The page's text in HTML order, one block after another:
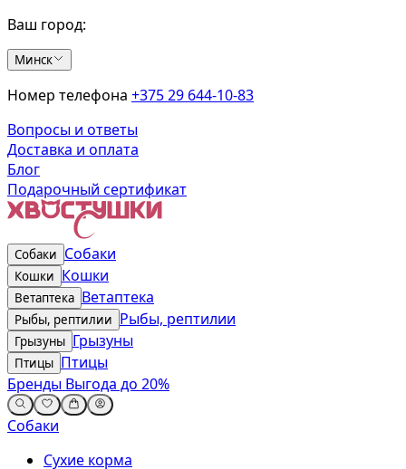
Ваш город:
Минск
Номер телефона +375 29 644-10-83
Вопросы и ответы
Доставка и оплата
Блог
Подарочный сертификат
Собаки Собаки
Кошки Кошки
Ветаптека Ветаптека
Рыбы, рептилии Рыбы, рептилии
Грызуны Грызуны
Птицы Птицы
Бренды Выгода до 20%
Собаки
Сухие корма